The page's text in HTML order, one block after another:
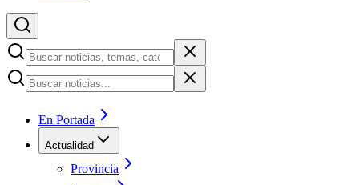
En Portada
Actualidad
Provincia